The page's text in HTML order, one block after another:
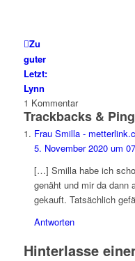
Zu
guter
Letzt:
Lynn
1 Kommentar
Trackbacks &
Frau Smilla -
5. November 2020 um
[…] Smilla habe ich
genäht und mir da dann
gekauft. Tatsächlich
Antworten
Hinterlasse